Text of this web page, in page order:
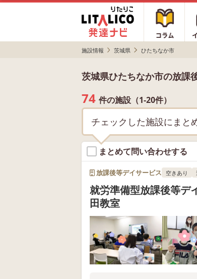
施設情報 茨城県 ひたちなか市
茨城県ひたちなか市の放課
74 件の施設（1-20件）
チェックした施設にまと
まとめて問い合わせする
放課後等デイサービス 空きあり
就労準備型放課後等デ
田教室